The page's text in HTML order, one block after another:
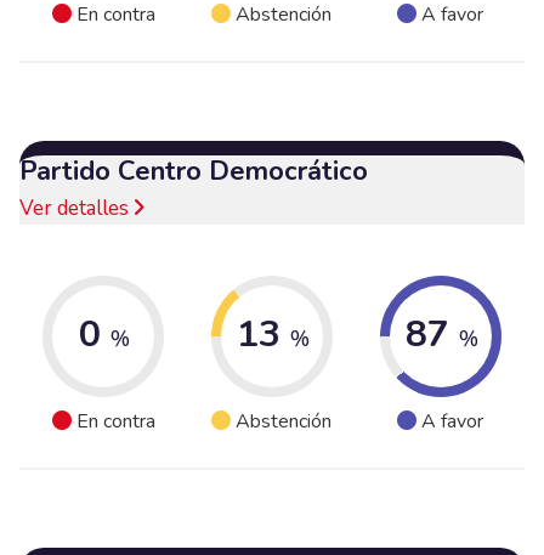
En contra Abstención A favor
Partido Centro Democrático
Ver detalles
0 %
En contra
13 %
Abstención
87 %
A favor